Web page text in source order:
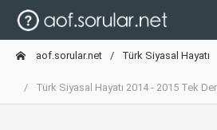
aof.sorular.net Türk Siyasal Hayatı
Türk Siyasal Hayatı 2014 - 2015 Tek